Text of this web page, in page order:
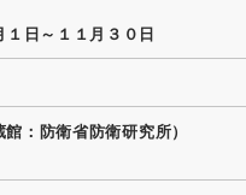
日～１１月３０日
防衛省防衛研究所）